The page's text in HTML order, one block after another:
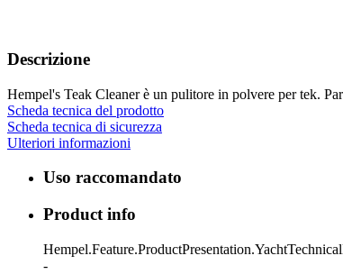
Descrizione
Hempel's Teak Cleaner è un pulitore in polvere per tek.
Scheda tecnica del prodotto
Scheda tecnica di sicurezza
Ulteriori informazioni
Uso raccomandato
Product info
-